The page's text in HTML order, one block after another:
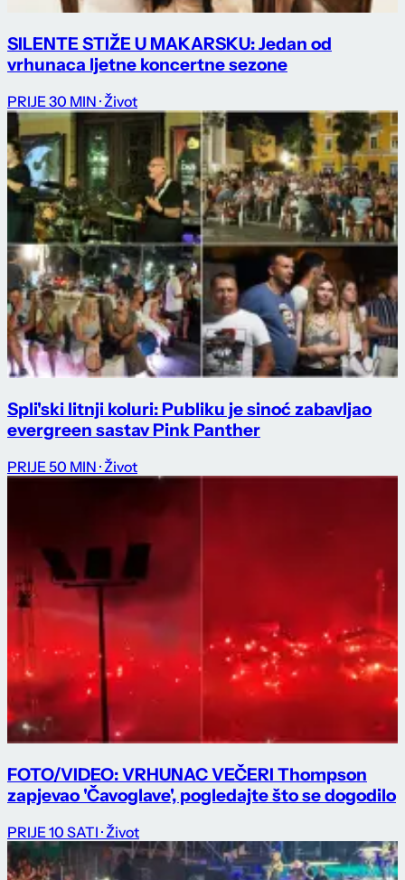
SILENTE STIŽE U MAKARSKU: Jedan od
vrhunaca ljetne koncertne sezone
PRIJE 30 MIN · Život
Spli'ski litnji koluri: Publiku je sinoć zabavljao
evergreen sastav Pink Panther
PRIJE 50 MIN · Život
FOTO/VIDEO: VRHUNAC VEČERI Thompson
zapjevao 'Čavoglave', pogledajte što se dogodilo
PRIJE 10 SATI · Život